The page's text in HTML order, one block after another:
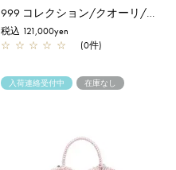
999 コレクション/クオーリ/ピュアシルバー×ピュアシルバーピンク【一部店舗先行販売商品】
税込 121,000yen
☆ ☆ ☆ ☆ ☆ (0件)
入荷連絡受付中 在庫なし